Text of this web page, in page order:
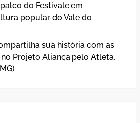
do Festivale em
popular do Vale do
sua história com as
Projeto Aliança pelo Atleta,